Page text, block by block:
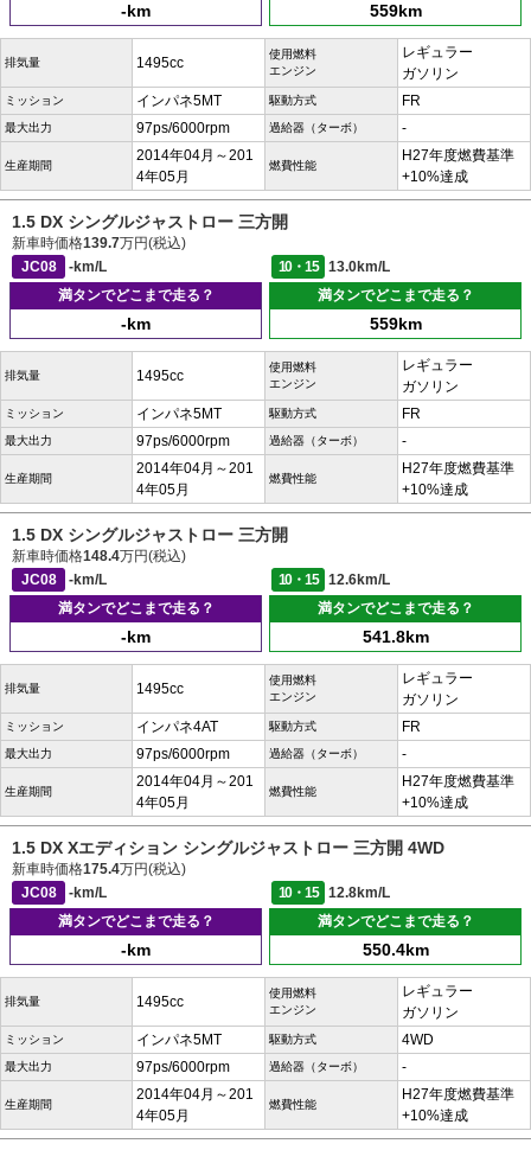
-km 559km
排気量 1495cc
使用燃料
エンジン
レギュラー
ガソリン
ミッション インパネ5MT 駆動方式 FR
最大出力 97ps/6000rpm 過給器（ターボ） -
生産期間
2014年04月～201
4年05月
燃費性能
H27年度燃費基準
+10%達成
1.5 DX シングルジャストロー 三方開
新車時価格139.7万円(税込)
JC08
-km/L 10・15
13.0km/L
満タンでどこまで走る？
-km
満タンでどこまで走る？
559km
排気量 1495cc
使用燃料
エンジン
レギュラー
ガソリン
ミッション インパネ5MT 駆動方式 FR
最大出力 97ps/6000rpm 過給器（ターボ） -
生産期間
2014年04月～201
4年05月
燃費性能
H27年度燃費基準
+10%達成
1.5 DX シングルジャストロー 三方開
新車時価格148.4万円(税込)
JC08
-km/L 10・15
12.6km/L
満タンでどこまで走る？
-km
満タンでどこまで走る？
541.8km
排気量 1495cc
使用燃料
エンジン
レギュラー
ガソリン
ミッション インパネ4AT 駆動方式 FR
最大出力 97ps/6000rpm 過給器（ターボ） -
生産期間
2014年04月～201
4年05月
燃費性能
H27年度燃費基準
+10%達成
1.5 DX Xエディション シングルジャストロー 三方開 4WD
新車時価格175.4万円(税込)
JC08
-km/L 10・15
12.8km/L
満タンでどこまで走る？
-km
満タンでどこまで走る？
550.4km
排気量 1495cc
使用燃料
エンジン
レギュラー
ガソリン
ミッション インパネ5MT 駆動方式 4WD
最大出力 97ps/6000rpm 過給器（ターボ） -
生産期間
2014年04月～201
4年05月
燃費性能
H27年度燃費基準
+10%達成